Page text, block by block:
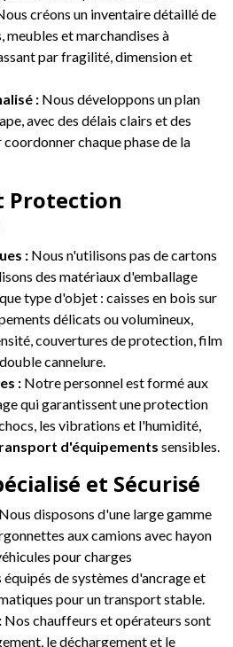
créons un inventaire détaillé de
meubles et marchandises à
par fragilité, dimension et
: Nous développons un plan
avec des délais clairs et des
chaque phase de la
Protection
: Nous n'utilisons pas de cartons
des matériaux d'emballage
type d'objet : caisses en bois sur
délicats ou volumineux,
couvertures de protection, film
cannelure.
: Notre personnel est formé aux
qui garantissent une protection
les vibrations et l'humidité,
d'équipements sensibles.
et Sécurisé
Nous disposons d'une large gamme
aux camions avec hayon
pour charges
de systèmes d'ancrage et
pour un transport stable.
Nos chauffeurs et opérateurs sont
le déchargement et le